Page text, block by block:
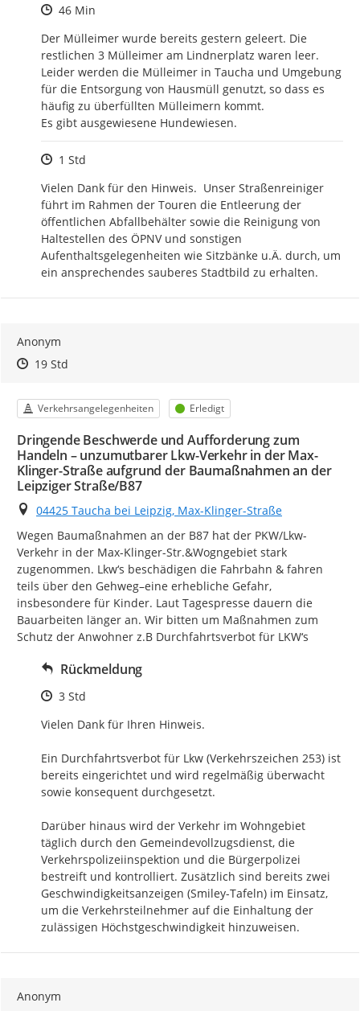
Zeitpunkt des Erstellens
46 Min
Der Mülleimer wurde bereits gestern geleert. Die
restlichen 3 Mülleimer am Lindnerplatz waren leer.
Leider werden die Mülleimer in Taucha und Umgebung
für die Entsorgung von Hausmüll genutzt, so dass es
häufig zu überfüllten Mülleimern kommt.
Es gibt ausgewiesene Hundewiesen.
Zeitpunkt des Erstellens
1 Std
Vielen Dank für den Hinweis.  Unser Straßenreiniger
führt im Rahmen der Touren die Entleerung der
öffentlichen Abfallbehälter sowie die Reinigung von
Haltestellen des ÖPNV und sonstigen
Aufenthaltsgelegenheiten wie Sitzbänke u.Ä. durch, um
ein ansprechendes sauberes Stadtbild zu erhalten.
Anonym
Zeitpunkt des Erstellens
Zeitpunkt des Erstellens
19 StdZur Äußerung
Kategorie
Verkehrsangelegenheiten Status
Erledigt
Dringende Beschwerde und Aufforderung zum
Handeln – unzumutbarer Lkw-Verkehr in der Max-
Klinger-Straße aufgrund der Baumaßnahmen an der
Leipziger Straße/B87
Ort
04425 Taucha bei Leipzig, Max-Klinger-Straße
Wegen Baumaßnahmen an der B87 hat der PKW/Lkw-
Verkehr in der Max-Klinger-Str.&Wogngebiet stark
zugenommen. Lkw‘s beschädigen die Fahrbahn & fahren
teils über den Gehweg–eine erhebliche Gefahr,
insbesondere für Kinder. Laut Tagespresse dauern die
Bauarbeiten länger an. Wir bitten um Maßnahmen zum
Schutz der Anwohner z.B Durchfahrtsverbot für LKW‘s
Rückmeldung
Zeitpunkt des Erstellens
3 Std
Vielen Dank für Ihren Hinweis.
Ein Durchfahrtsverbot für Lkw (Verkehrszeichen 253) ist
bereits eingerichtet und wird regelmäßig überwacht
sowie konsequent durchgesetzt.
Darüber hinaus wird der Verkehr im Wohngebiet
täglich durch den Gemeindevollzugsdienst, die
Verkehrspolizeiinspektion und die Bürgerpolizei
bestreift und kontrolliert. Zusätzlich sind bereits zwei
Geschwindigkeitsanzeigen (Smiley-Tafeln) im Einsatz,
um die Verkehrsteilnehmer auf die Einhaltung der
zulässigen Höchstgeschwindigkeit hinzuweisen.
Anonym